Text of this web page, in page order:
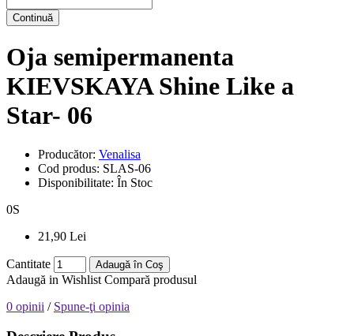
Continuă
Oja semipermanenta
KIEVSKAYA Shine Like a
Star- 06
Producător: Venalisa
Cod produs: SLAS-06
Disponibilitate: În Stoc
0S
21,90 Lei
Cantitate Adaugă în Coş
Adaugă in Wishlist Compară produsul
0 opinii / Spune-ţi opinia